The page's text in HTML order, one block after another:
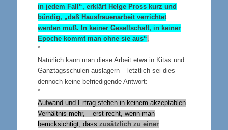
in jedem Fall“, erklärt Helge Pross kurz und
bündig, „daß Hausfrauenarbeit verrichtet
werden muß. In keiner Gesellschaft, in keiner
Epoche kommt man ohne sie aus“
°
Natürlich kann man diese Arbeit etwa in Kitas und
Ganztagsschulen auslagern – letztlich sei dies
dennoch keine befriedigende Antwort:
°
Aufwand und Ertrag stehen in keinem akzeptablen
Verhältnis mehr, – erst recht, wenn man
berücksichtigt, dass zusätzlich zu einer